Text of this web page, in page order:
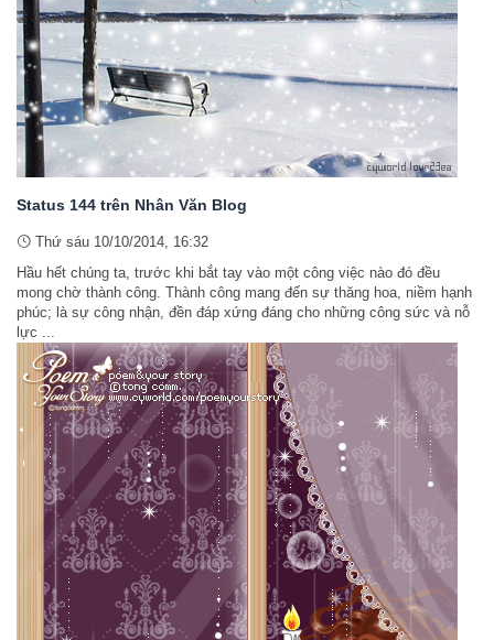
Status 144 trên Nhân Văn Blog
Thứ sáu 10/10/2014, 16:32
Hầu hết chúng ta, trước khi bắt tay vào một công việc nào đó đều
mong chờ thành công. Thành công mang đến sự thăng hoa, niềm hạnh
phúc; là sự công nhận, đền đáp xứng đáng cho những công sức và nỗ
lực ...